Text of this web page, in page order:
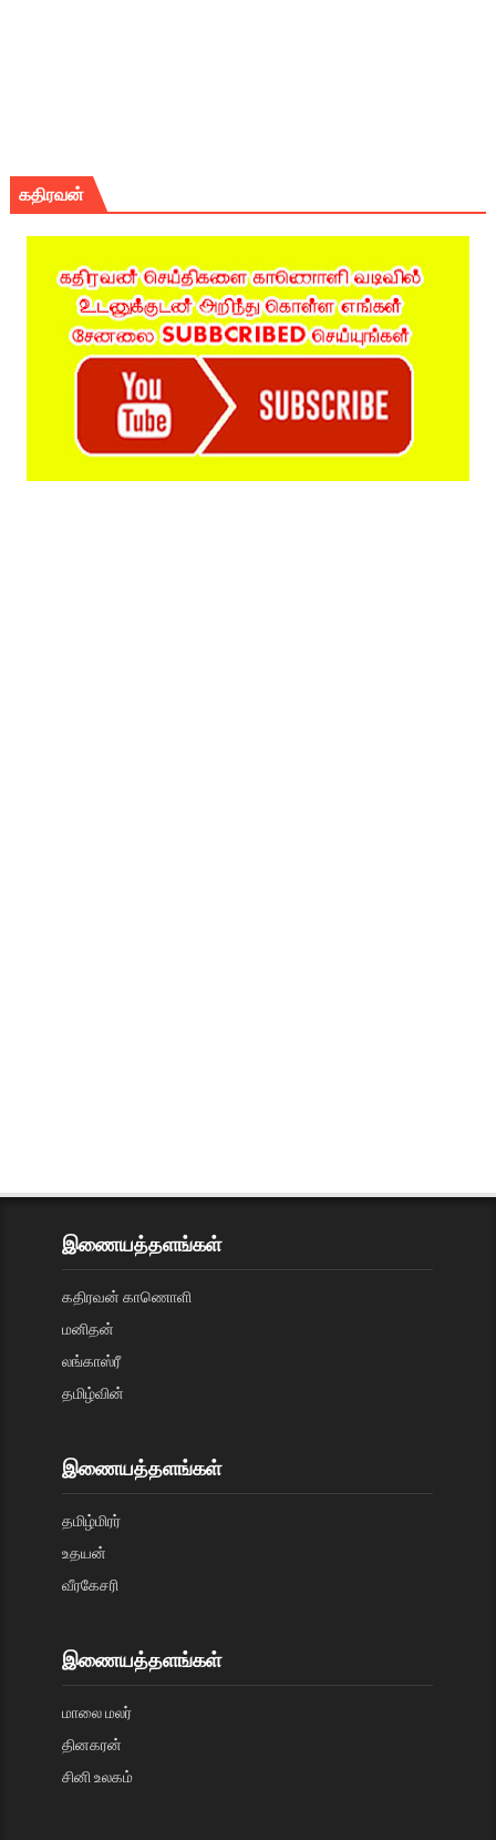
கதிரவன்
இணையத்தளங்கள்
கதிரவன் காணொளி
மனிதன்
லங்காஸ்ரீ
தமிழ்வின்
இணையத்தளங்கள்
தமிழ்மிரர்
உதயன்
வீரகேசரி
இணையத்தளங்கள்
மாலை மலர்
தினகரன்
சினி உலகம்